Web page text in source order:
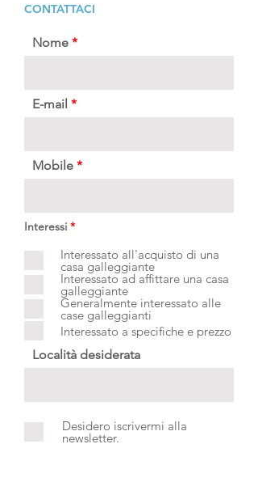
CONTATTACI
Nome
E-mail
Mobile
Interessi *O
l
i
g
a
t
o
r
i
o
Interessato all'acquisto di una
casa galleggiante
Interessato ad affittare una casa
galleggiante
Generalmente interessato alle
case galleggianti
Interessato a specifiche e prezzo
Località desiderata
Desidero iscrivermi alla
newsletter.